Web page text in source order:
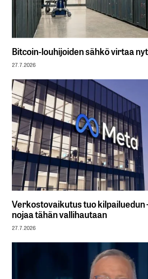
Bitcoin-louhijoiden sähkö virtaa
27.7.2026
Verkostovaikutus tuo kilpailuedun
nojaa tähän vallihautaan
27.7.2026